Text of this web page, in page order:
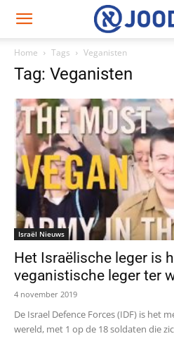
Home Tags Veganisten
Tag: Veganisten
Israël Nieuws
Het Israëlische leger is
veganistische leger ter
4 november 2019
De Israel Defence Forces (IDF) is het
wereld, met 1 op de 18 soldaten die